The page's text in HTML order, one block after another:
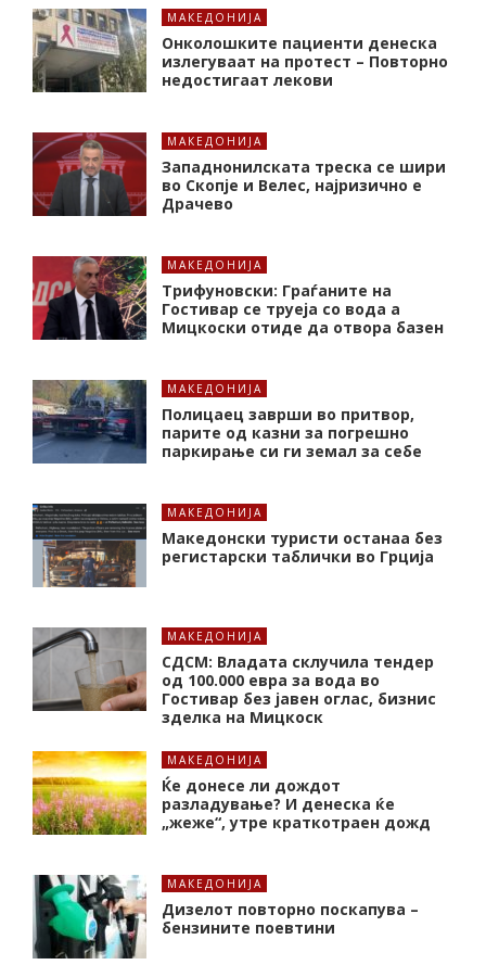
МАКЕДОНИЈА
Онколошките пациенти денеска
излегуваат на протест – Повторно
недостигаат лекови
МАКЕДОНИЈА
Западнонилската треска се шири
во Скопје и Велес, најризично е
Драчево
МАКЕДОНИЈА
Трифуновски: Граѓаните на
Гостивар се труеја со вода а
Мицкоски отиде да отвора базен
МАКЕДОНИЈА
Полицаец заврши во притвор,
парите од казни за погрешно
паркирање си ги земал за себе
МАКЕДОНИЈА
Македонски туристи останаа без
регистарски таблички во Грција
МАКЕДОНИЈА
СДСМ: Владата склучила тендер
од 100.000 евра за вода во
Гостивар без јавен оглас, бизнис
зделка на Мицкоск
МАКЕДОНИЈА
Ќе донесе ли дождот
разладување? И денеска ќе
„жеже“, утре краткотраен дожд
МАКЕДОНИЈА
Дизелот повторно поскапува –
бензините поевтини